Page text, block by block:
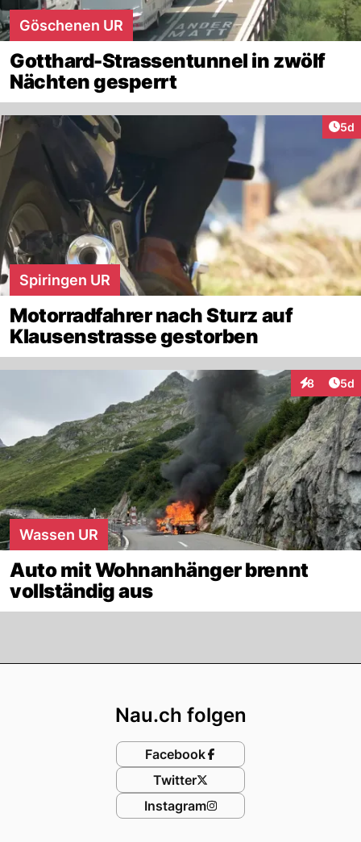
Göschenen UR
Gotthard-Strassentunnel in zwölf
Nächten gesperrt
5d
Spiringen UR
Motorradfahrer nach Sturz auf
Klausenstrasse gestorben
8 5d
Wassen UR
Auto mit Wohnanhänger brennt
vollständig aus
Nau.ch folgen
Facebook
Twitter
Instagram